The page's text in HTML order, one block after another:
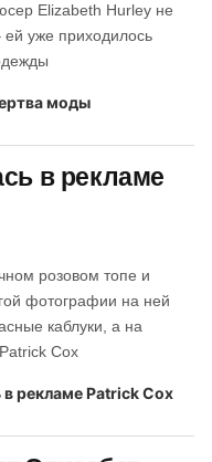
Elizabeth Hurley не
ей уже приходилось
в рекламе
розовом топе и
фотографии на ней
каблуки, а на
Cox